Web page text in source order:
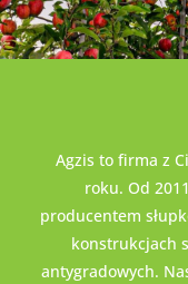
Agzis to firma z
roku. Od
producentem
konstrukcjach
antygradowych.